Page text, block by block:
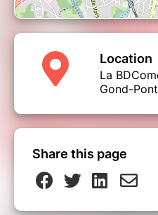
Location
La
Gond-
Share this page